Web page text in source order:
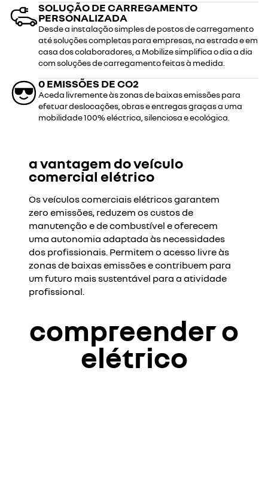
SOLUÇÃO DE CARREGAMENTO
PERSONALIZADA
Desde a instalação simples de postos de carregamento
até soluções completas para empresas, na estrada e em
casa dos colaboradores, a Mobilize simplifica o dia a dia
com soluções de carregamento feitas à medida.
0 EMISSÕES DE CO2
Aceda livremente às zonas de baixas emissões para
efetuar deslocações, obras e entregas graças a uma
mobilidade 100% eléctrica, silenciosa e ecológica.
a vantagem do veículo
comercial elétrico
Os veículos comerciais elétricos garantem
zero emissões, reduzem os custos de
manutenção e de combustível e oferecem
uma autonomia adaptada às necessidades
dos profissionais. Permitem o acesso livre às
zonas de baixas emissões e contribuem para
um futuro mais sustentável para a atividade
profissional.
compreender o
elétrico